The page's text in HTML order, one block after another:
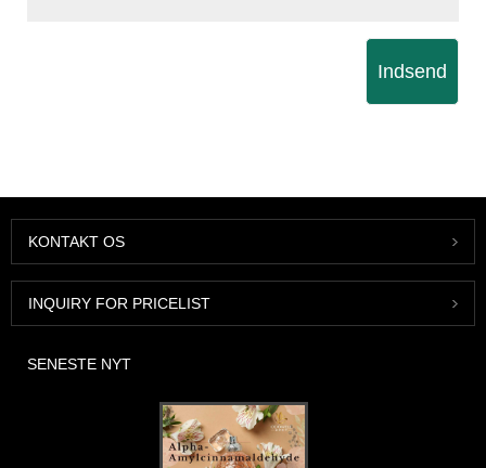
Indsend
KONTAKT OS
INQUIRY FOR PRICELIST
SENESTE NYT